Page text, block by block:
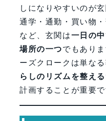
まとめ：高鍋町
収納”をつくる
FAQ（よくある
【会社情報・お
しになりやすいのが
通学・通勤・買い物
など、玄関は一日の
場所の一つでもあり
ーズクロークは単な
らしのリズムを整え
計画することが重要で